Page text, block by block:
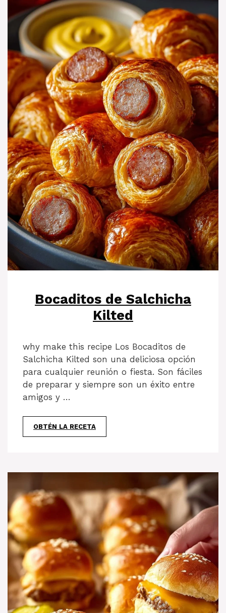
Bocaditos de Salchicha
Kilted
why make this recipe Los Bocaditos de
Salchicha Kilted son una deliciosa opción
para cualquier reunión o fiesta. Son fáciles
de preparar y siempre son un éxito entre
amigos y …
OBTÉN LA RECETA